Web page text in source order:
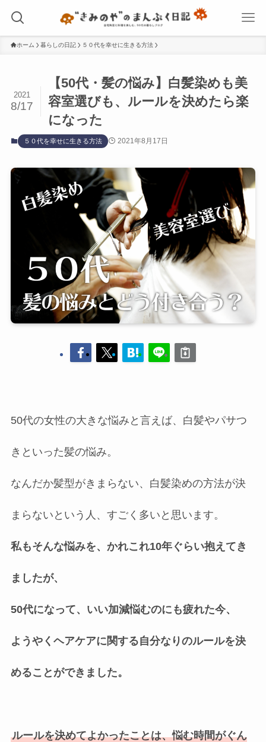
ホーム 暮らしの日記 ５０代を幸せに生きる方法
【50代・髪の悩み】白髪染めも美
容室選びも、ルールを決めたら楽
になった
2021
8/17
５０代を幸せに生きる方法 2021年8月17日
50代の女性の大きな悩みと言えば、白髪やパサつ
きといった髪の悩み。
なんだか髪型がきまらない、白髪染めの方法が決
まらないという人、すごく多いと思います。
私もそんな悩みを、かれこれ10年ぐらい抱えてき
ましたが、
50代になって、いい加減悩むのにも疲れた今、
ようやくヘアケアに関する自分なりのルールを決
めることができました。
ルールを決めてよかったことは、悩む時間がぐん